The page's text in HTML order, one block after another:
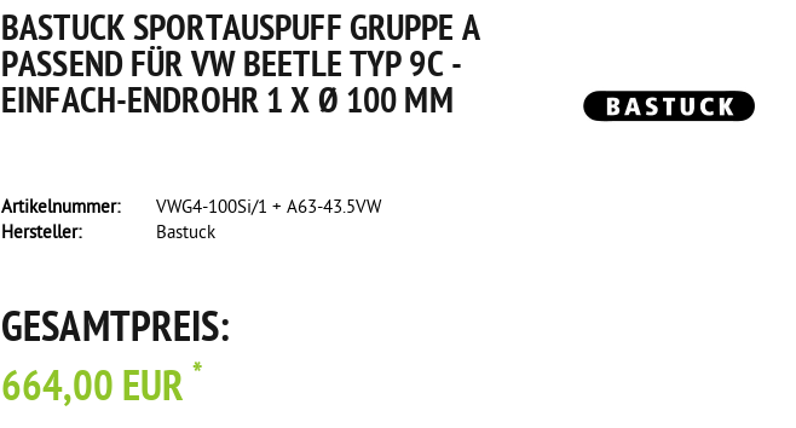
BASTUCK SPORTAUSPUFF GRUPPE A
PASSEND FÜR VW BEETLE TYP 9C -
EINFACH-ENDROHR 1 X Ø 100 MM
Artikelnummer:
VWG4-100Si/1 + A63-43.5VW
Hersteller:
Bastuck
GESAMTPREIS:
664,00 EUR *